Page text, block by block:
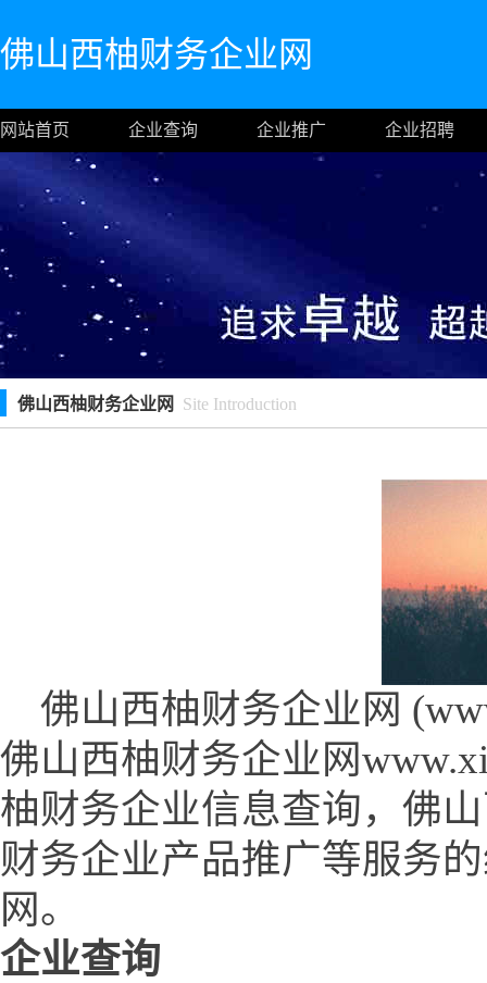
佛山西柚财务企业网
网站首页 企业查询 企业推广 企业招聘
佛山西柚财务企业网 Site Introduction
佛山西柚财务企业网
佛山西柚财务企业网
柚财务企业信息查询，佛
财务企业产品推广等服务
网。
企业查询